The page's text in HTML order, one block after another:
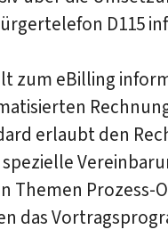
D115
zum eBilling
erlaubt den
Themen Prozess-
das